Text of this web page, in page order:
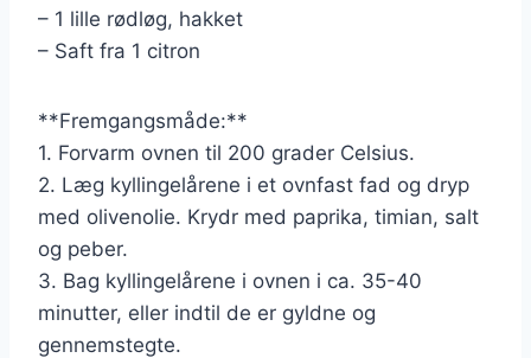
– 1 lille rødløg, hakket
– Saft fra 1 citron
**Fremgangsmåde:**
1. Forvarm ovnen til 200 grader Celsius.
2. Læg kyllingelårene i et ovnfast fad og dryp
med olivenolie. Krydr med paprika, timian, salt
og peber.
3. Bag kyllingelårene i ovnen i ca. 35-40
minutter, eller indtil de er gyldne og
gennemstegte.